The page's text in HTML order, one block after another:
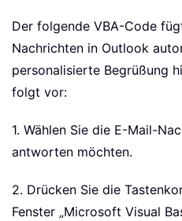
Der folgende VBA-Code
Nachrichten in Outlook
personalisierte Begrüßung
folgt vor:
1. Wählen Sie die E-Mail-
antworten möchten.
2. Drücken Sie die
Fenster „Microsoft Visual